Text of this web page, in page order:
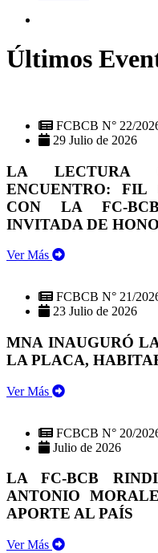
Últimos
FCBCB N° 22/
29 Julio de 2026
LA LECTURA
ENCUENTRO: FIL
CON LA FC-
INVITADA DE
Ver Más
FCBCB N° 21/
23 Julio de 2026
MNA INAUGURÓ
LA PLACA,
Ver Más
FCBCB N° 20/
Julio de 2026
LA FC-BCB
ANTONIO
APORTE AL PAÍS
Ver Más